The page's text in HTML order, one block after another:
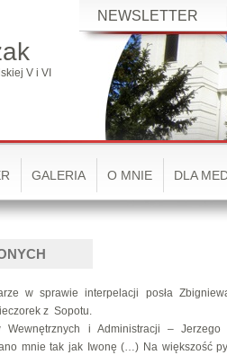
V i VI
NEWSLETTER
GALERIA O MNIE DLA
w sprawie interpelacji posła
z Sopotu.
i Administracji –
mnie tak jak Iwonę (…) Na większość